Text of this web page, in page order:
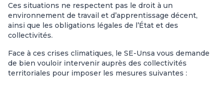
Ces situations ne respectent pas le droit à un
environnement de travail et d’apprentissage décent,
ainsi que les obligations légales de l’État et des
collectivités.
Face à ces crises climatiques, le SE-Unsa vous demande
de bien vouloir intervenir auprès des collectivités
territoriales pour imposer les mesures suivantes :